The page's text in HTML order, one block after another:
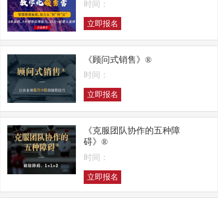
时间：
立即报名
《顾问式销售》®
时间：
立即报名
《克服团队协作的五种障
碍》®
时间：
立即报名